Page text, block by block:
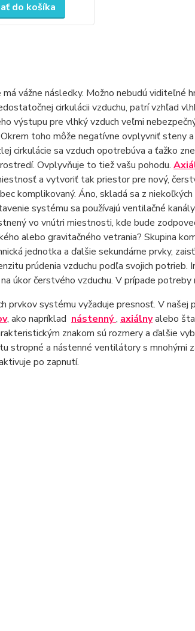
do košíka
vážne následky. Možno nebudú viditeľné
cirkulácii vzduchu, patrí vzhľad
výstupu pre vlhký vzduch veľmi
toho môže negatívne ovplyvniť steny
cirkulácie sa vzduch opotrebúva a ťažko
Ovplyvňuje to tiež vašu pohodu.
a vytvoriť tak priestor pre nový,
komplikovaný. Áno, skladá sa z
systému sa používajú ventilačné
vo vnútri miestnosti, kde bude
alebo gravitačného vetrania? Skupina
jednotka a ďalšie sekundárne prvky,
prúdenia vzduchu podľa svojich
úkor čerstvého vzduchu. V prípade
prvkov systému vyžaduje presnosť. V našej
, ako napríklad nástenný, axiálnyalebo
znakom sú rozmery a ďalšie
stropné a nástenné ventilátory s mnohými
po zapnutí.